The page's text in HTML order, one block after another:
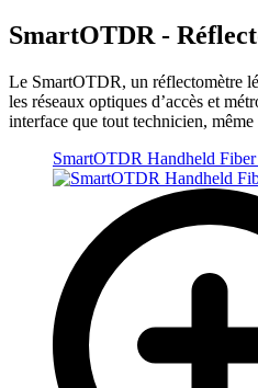
SmartOTDR -
Le SmartOTDR, un réflectomètre
les réseaux optiques d’accès et
interface que tout technicien,
SmartOTDR Handheld Fiber